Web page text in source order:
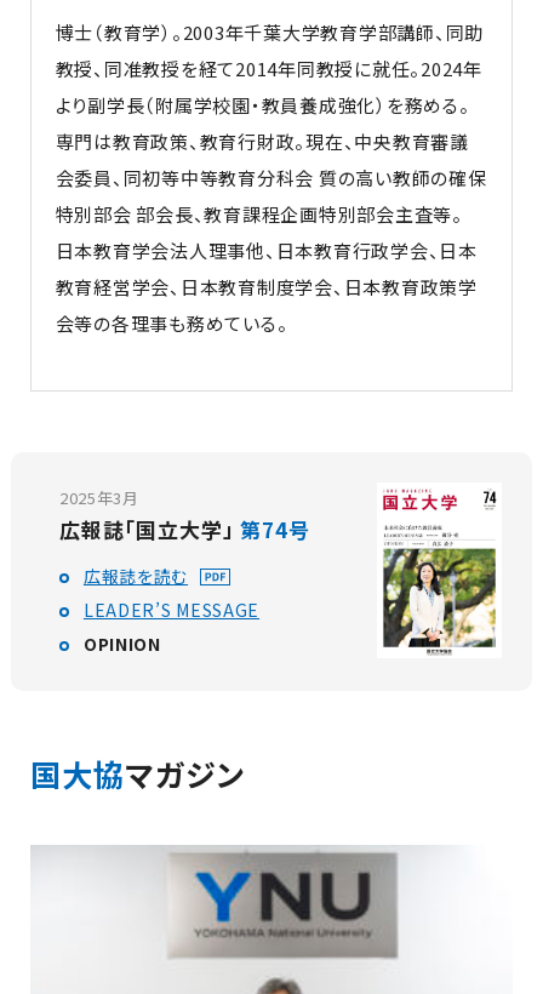
博士（教育学）。2003年千葉大学教育学部講師、同助
教授、同准教授を経て2014年同教授に就任。2024年
より副学長（附属学校園・教員養成強化）を務める。
専門は教育政策、教育行財政。現在、中央教育審議
会委員、同初等中等教育分科会 質の高い教師の確保
特別部会 部会長、教育課程企画特別部会主査等。
日本教育学会法人理事他、日本教育行政学会、日本
教育経営学会、日本教育制度学会、日本教育政策学
会等の各理事も務めている。
2025年3月
広報誌「国立大学」第74号
広報誌を読む
LEADER’S MESSAGE
OPINION
国大協マガジン